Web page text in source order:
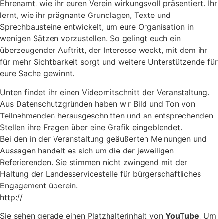
Ehrenamt, wie ihr euren Verein wirkungsvoll präsentiert. Ihr
lernt, wie ihr prägnante Grundlagen, Texte und
Sprechbausteine entwickelt, um eure Organisation in
wenigen Sätzen vorzustellen. So gelingt euch ein
überzeugender Auftritt, der Interesse weckt, mit dem ihr
für mehr Sichtbarkeit sorgt und weitere Unterstützende für
eure Sache gewinnt.
Unten findet ihr einen Videomitschnitt der Veranstaltung.
Aus Datenschutzgründen haben wir Bild und Ton von
Teilnehmenden herausgeschnitten und an entsprechenden
Stellen ihre Fragen über eine Grafik eingeblendet.
Bei den in der Veranstaltung geäußerten Meinungen und
Aussagen handelt es sich um die der jeweiligen
Referierenden. Sie stimmen nicht zwingend mit der
Haltung der Landesservicestelle für bürgerschaftliches
Engagement überein.
http://
Sie sehen gerade einen Platzhalterinhalt von YouTube. Um